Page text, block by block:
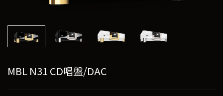
MBL N31 CD唱盤/DAC